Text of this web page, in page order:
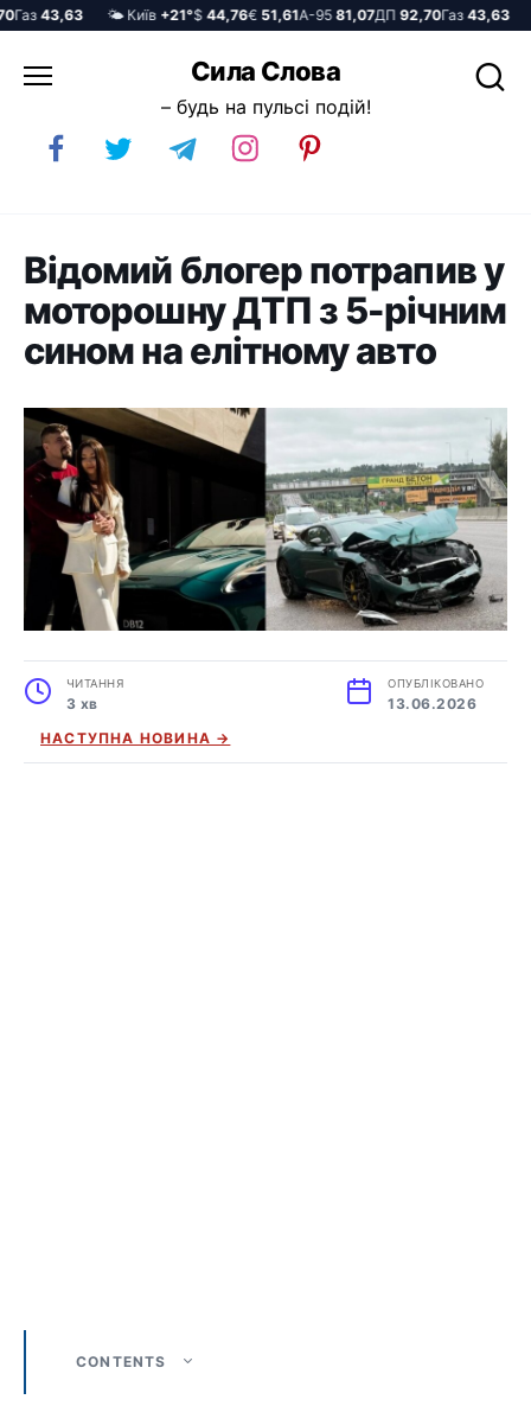
43,63 🌤️ Київ+21°$44,76€51,61А-9581,07ДП92,70Газ43,63 🌤️
до
Сила Слова
– будь на пульсі подій!
Відомий блогер потрапив у
моторошну ДТП з 5-річним
сином на елітному авто
ЧИТАННЯ
3 хв
ОПУБЛІКОВАНО
13.06.2026
НАСТУПНА НОВИНА →
CONTENTS